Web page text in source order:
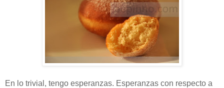
En lo trivial, tengo esperanzas. Esperanzas con respecto a